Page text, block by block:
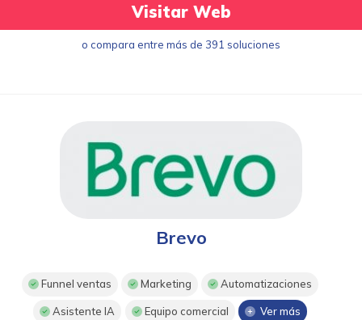
Visitar Web
o compara entre más de 391 soluciones
Brevo
Funnel ventas Marketing Automatizaciones
Asistente IA Equipo comercial Ver más